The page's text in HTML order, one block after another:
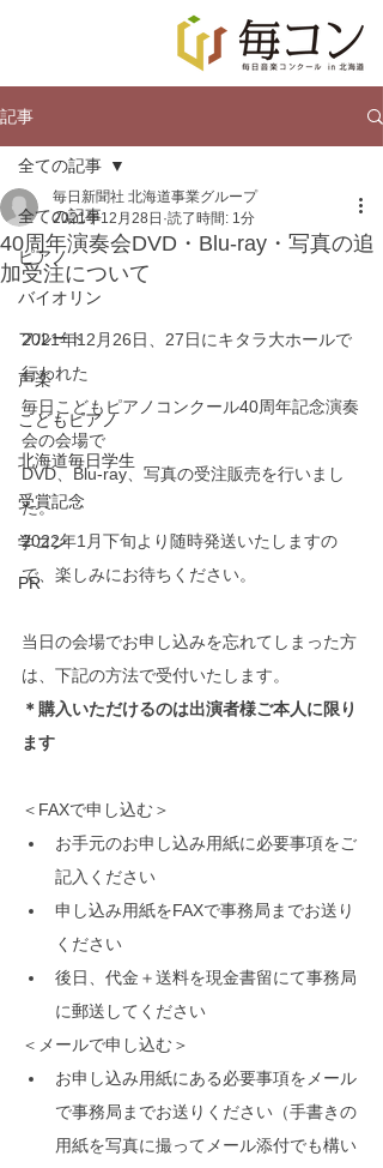
記事
全ての記事
ピアノ
バイオリン
フルート
声楽
こどもピアノ
北海道毎日学生
受賞記念
学コン
PR
全ての記事
40周年演奏会DVD・Blu-ray・写真の追
加受注について
毎日新聞社 北海道事業グループ
2021年12月28日 読了時間: 1分
2021年12月26日、27日にキタラ大ホールで
行われた
毎日こどもピアノコンクール40周年記念演奏
会の会場で
DVD、Blu-ray、写真の受注販売を行いまし
た。
2022年1月下旬より随時発送いたしますの
で、楽しみにお待ちください。
当日の会場でお申し込みを忘れてしまった方
は、下記の方法で受付いたします。
＊購入いただけるのは出演者様ご本人に限り
ます
＜FAXで申し込む＞
お手元のお申し込み用紙に必要事項をご
記入ください
申し込み用紙をFAXで事務局までお送り
ください
後日、代金＋送料を現金書留にて事務局
に郵送してください
＜メールで申し込む＞
お申し込み用紙にある必要事項をメール
で事務局までお送りください（手書きの
用紙を写真に撮ってメール添付でも構い